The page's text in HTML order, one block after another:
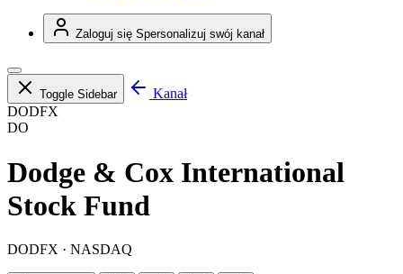
Zaloguj się Spersonalizuj swój kanał
Toggle Sidebar
Kanał
DODFX
DO
Dodge & Cox International
Stock Fund
DODFX · NASDAQ